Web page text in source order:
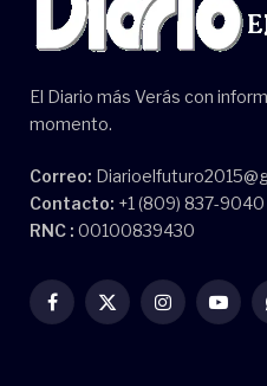
El Diario más Verás con
momento.
Correo:
Contacto: +1 (809) 837-9040
RNC : 00100839430
Facebook
X
Instagram